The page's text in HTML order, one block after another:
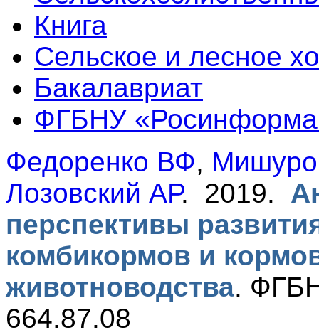
Книга
Сельское и лесное
Бакалавриат
ФГБНУ
Федоренко ВФ,
Лозовский АР. 2019.
перспективы
комбикормов и
животноводства.
664.87.08